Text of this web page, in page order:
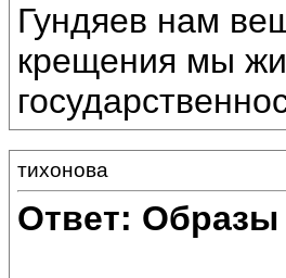
Гундяев нам
крещения мы
тихонова
Ответ: Образы